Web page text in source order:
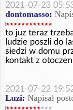
2021-07-23
dontomasso:
to juz teraz
ludzie poszli do
siedzi w domu
kontakt z
2021-07-22
Luzi: Napisał